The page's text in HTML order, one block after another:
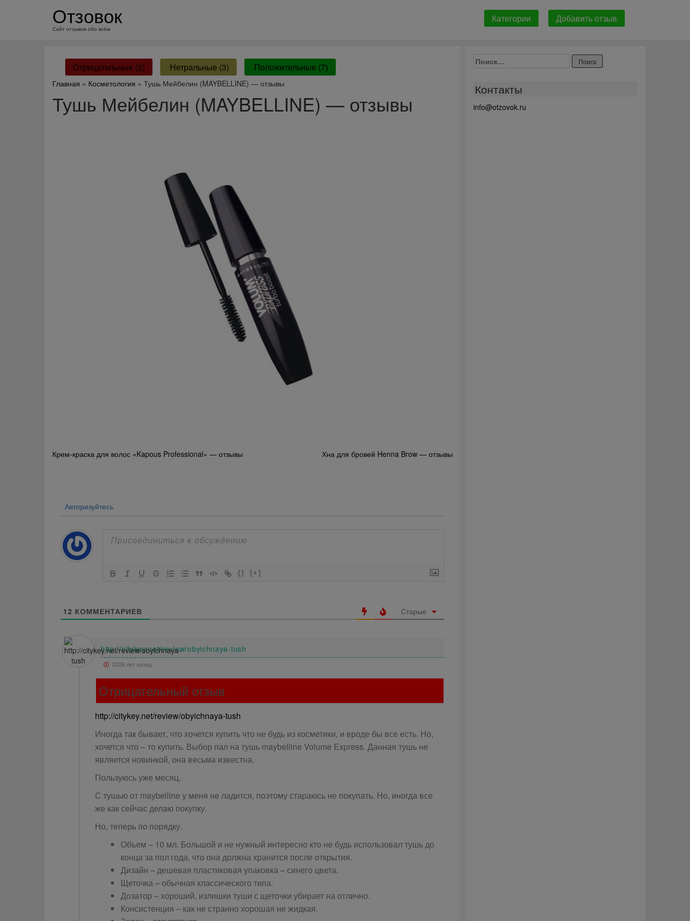
Отзовок
Сайт отзывов обо всём
Категории Добавить отзыв
Отрицательные (2) Нетральные (3) Положительные (7)
Главная » Косметология » Тушь Мейбелин (MAYBELLINE) — отзывы
Тушь Мейбелин (MAYBELLINE) — отзывы
Навигация
Крем-краска для волос «Kapous Professional» — отзывы Хна для бровей Henna Brow — отзывы
Авторизуйтесь
{} [+]
12 КОММЕНТАРИЕВ Старые
http://citykey.net/review/obyichnaya-tush
2026 лет назад
Отрицательный отзыв
http://citykey.net/review/obyichnaya-tush
Иногда так бывает, что хочется купить что не будь из косметики, и вроде бы все есть. Но,
хочется что – то купить. Выбор пал на тушь maybelline Volume Express. Данная тушь не
является новинкой, она весьма известна.
Пользуюсь уже месяц.
С тушью от maybelline у меня не ладится, поэтому стараюсь не покупать. Но, иногда все
же как сейчас делаю покупку.
Но, теперь по порядку.
Объем – 10 мл. Большой и не нужный интересно кто не будь использовал тушь до
конца за пол года, что она должна хранится после открытия.
Дизайн – дешевая пластиковая упаковка – синего цвета.
Щеточка – обычная классического типа.
Дозатор – хороший, излишки туши с щеточки убирает на отлично.
Консистенция – как не странно хорошая не жидкая.
Найти:
Контакты
info@otzovok.ru